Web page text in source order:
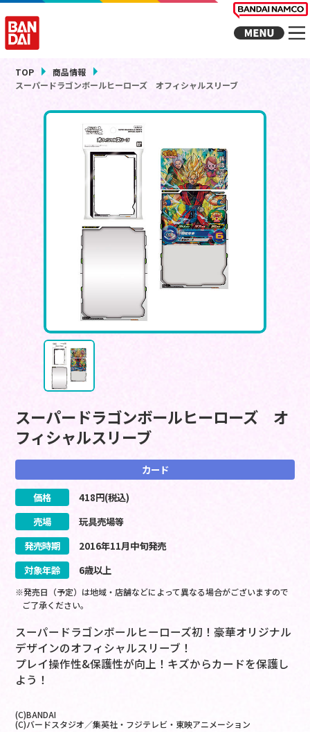
TOP
商品情報
スーパードラゴンボールヒーローズ オフィシャルスリーブ
スーパードラゴンボールヒーローズ オ
フィシャルスリーブ
カード
価格 418円(税込)
売場
玩具売場等
発売時期
2016年11月中旬発売
対象年齢
6歳以上
※発売日（予定）は地域・店舗などによって異なる場合がございますので
ご了承ください。
スーパードラゴンボールヒーローズ初！豪華オリジナル
デザインのオフィシャルスリーブ！
プレイ操作性&保護性が向上！キズからカードを保護し
よう！
(C)BANDAI
(C)バードスタジオ／集英社・フジテレビ・東映アニメーション